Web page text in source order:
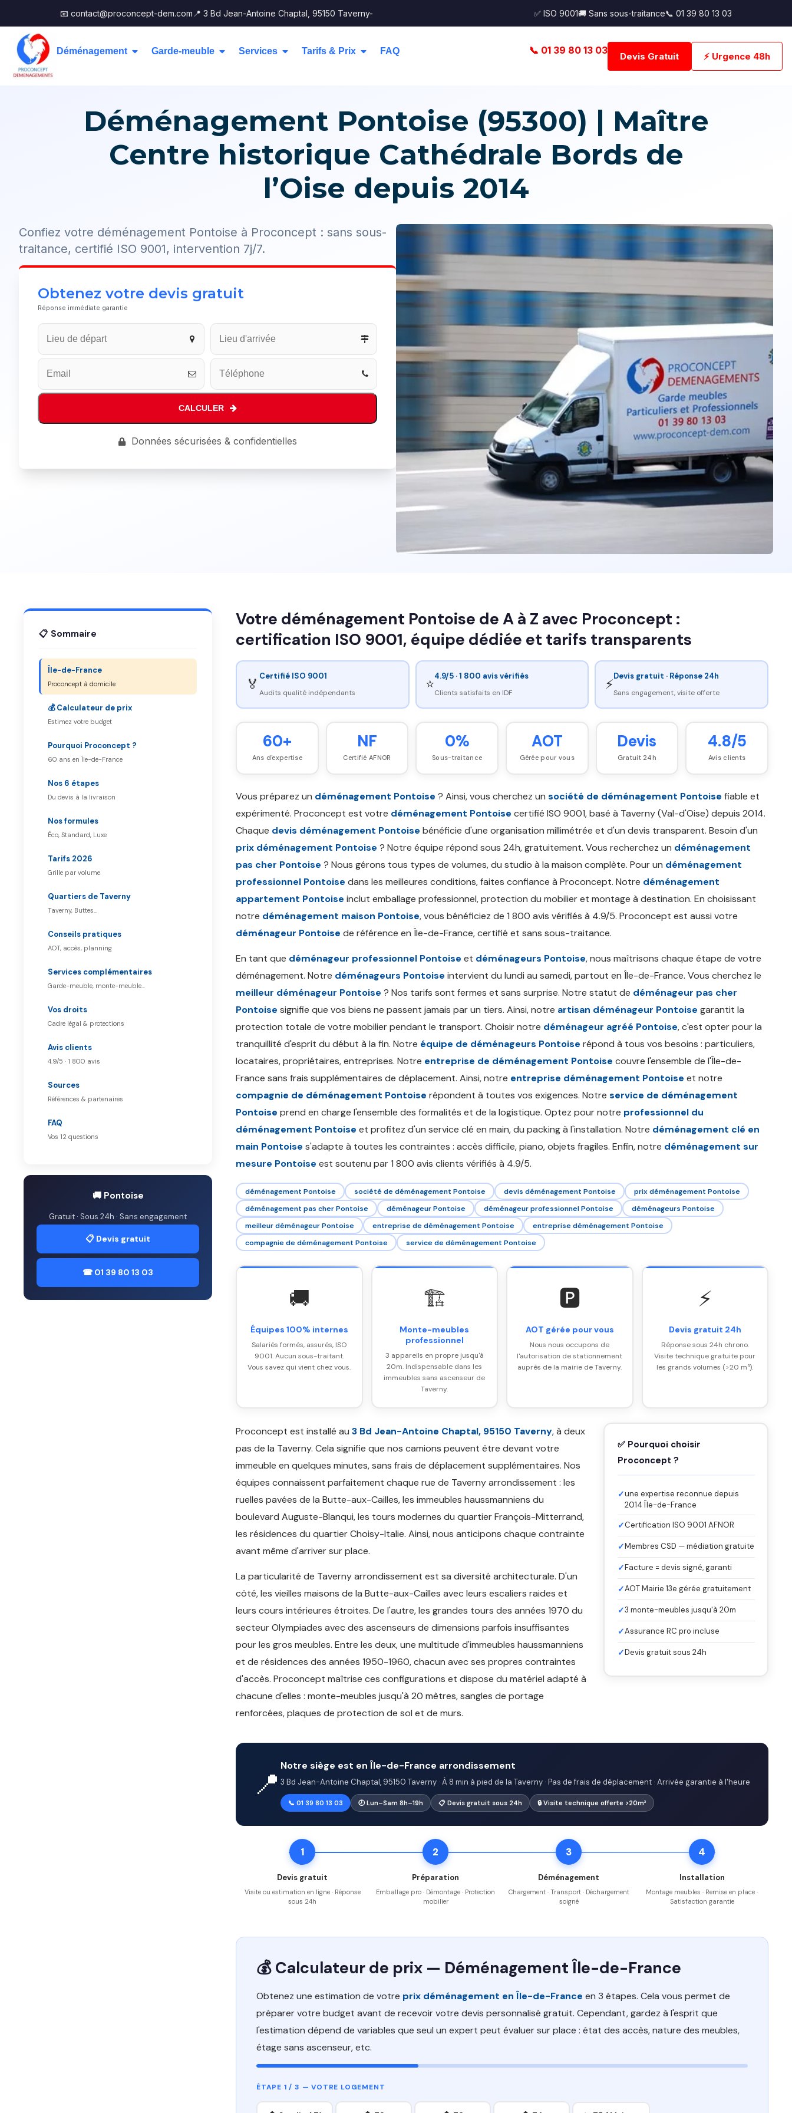
📧 contact@proconcept-dem.com 📍 3 Bd Jean-Antoine Chaptal, 95150 Taverny- ✅ ISO 9001🚚 Sans sous-traitance📞 01 39 80 13 03
Déménagement Garde-meuble Services Tarifs & Prix FAQ 📞 01 39 80 13 03
Devis Gratuit ⚡ Urgence 48h
Déménagement Pontoise (95300) | Maître
Centre historique Cathédrale Bords de
l’Oise depuis 2014
Confiez votre déménagement Pontoise à Proconcept : sans sous-
traitance, certifié ISO 9001, intervention 7j/7.
Obtenez votre devis gratuit
Réponse immédiate garantie
CALCULER
Données sécurisées & confidentielles
📋 Sommaire
Île-de-France
Proconcept à domicile
💰 Calculateur de prix
Estimez votre budget
Pourquoi Proconcept ?
60 ans en Île-de-France
Nos 6 étapes
Du devis à la livraison
Nos formules
Éco, Standard, Luxe
Tarifs 2026
Grille par volume
Quartiers de Taverny
Taverny, Buttes…
Conseils pratiques
AOT, accès, planning
Services complémentaires
Garde-meuble, monte-meuble…
Vos droits
Cadre légal & protections
Avis clients
4.9/5 · 1 800 avis
Sources
Références & partenaires
FAQ
Vos 12 questions
🚚 Pontoise
Gratuit · Sous 24h · Sans engagement
📋 Devis gratuit
☎ 01 39 80 13 03
Votre déménagement Pontoise de A à Z avec Proconcept :
certification ISO 9001, équipe dédiée et tarifs transparents
🏅 Certifié ISO 9001
Audits qualité indépendants ⭐4.9/5 · 1 800 avis vérifiés
Clients satisfaits en IDF ⚡Devis gratuit · Réponse 24h
Sans engagement, visite offerte
60+
Ans d'expertise
NF
Certifié AFNOR
0%
Sous-traitance
AOT
Gérée pour vous
Devis
Gratuit 24h
4.8/5
Avis clients
Vous préparez un déménagement Pontoise ? Ainsi, vous cherchez un société de déménagement Pontoise fiable et
expérimenté. Proconcept est votre déménagement Pontoise certifié ISO 9001, basé à Taverny (Val-d'Oise) depuis 2014.
Chaque devis déménagement Pontoise bénéficie d'une organisation millimétrée et d'un devis transparent. Besoin d'un
prix déménagement Pontoise ? Notre équipe répond sous 24h, gratuitement. Vous recherchez un déménagement
pas cher Pontoise ? Nous gérons tous types de volumes, du studio à la maison complète. Pour un déménagement
professionnel Pontoise dans les meilleures conditions, faites confiance à Proconcept. Notre déménagement
appartement Pontoise inclut emballage professionnel, protection du mobilier et montage à destination. En choisissant
notre déménagement maison Pontoise, vous bénéficiez de 1 800 avis vérifiés à 4.9/5. Proconcept est aussi votre
déménageur Pontoise de référence en Île-de-France, certifié et sans sous-traitance.
En tant que déménageur professionnel Pontoise et déménageurs Pontoise, nous maîtrisons chaque étape de votre
déménagement. Notre déménageurs Pontoise intervient du lundi au samedi, partout en Île-de-France. Vous cherchez le
meilleur déménageur Pontoise ? Nos tarifs sont fermes et sans surprise. Notre statut de déménageur pas cher
Pontoise signifie que vos biens ne passent jamais par un tiers. Ainsi, notre artisan déménageur Pontoise garantit la
protection totale de votre mobilier pendant le transport. Choisir notre déménageur agréé Pontoise, c'est opter pour la
tranquillité d'esprit du début à la fin. Notre équipe de déménageurs Pontoise répond à tous vos besoins : particuliers,
locataires, propriétaires, entreprises. Notre entreprise de déménagement Pontoise couvre l'ensemble de l'Île-de-
France sans frais supplémentaires de déplacement. Ainsi, notre entreprise déménagement Pontoise et notre
compagnie de déménagement Pontoise répondent à toutes vos exigences. Notre service de déménagement
Pontoise prend en charge l'ensemble des formalités et de la logistique. Optez pour notre professionnel du
déménagement Pontoise et profitez d'un service clé en main, du packing à l'installation. Notre déménagement clé en
main Pontoise s'adapte à toutes les contraintes : accès difficile, piano, objets fragiles. Enfin, notre déménagement sur
mesure Pontoise est soutenu par 1 800 avis clients vérifiés à 4.9/5.
déménagement Pontoise société de déménagement Pontoise devis déménagement Pontoise
prix déménagement Pontoise
déménagement pas cher Pontoise
déménageur Pontoise déménageur professionnel Pontoise
déménageurs Pontoise
meilleur déménageur Pontoise
entreprise de déménagement Pontoise
entreprise déménagement Pontoise
compagnie de déménagement Pontoise
service de déménagement Pontoise
🚚
Équipes 100% internes
Salariés formés, assurés, ISO
9001. Aucun sous-traitant.
Vous savez qui vient chez vous.
🏗️
Monte-meubles
professionnel
3 appareils en propre jusqu'à
20m. Indispensable dans les
immeubles sans ascenseur de
Taverny.
🅿️
AOT gérée pour vous
Nous nous occupons de
l'autorisation de stationnement
auprès de la mairie de Taverny.
⚡
Devis gratuit 24h
Réponse sous 24h chrono.
Visite technique gratuite pour
les grands volumes (>20 m³).
Proconcept est installé au 3 Bd Jean-Antoine Chaptal, 95150 Taverny, à deux
pas de la Taverny. Cela signifie que nos camions peuvent être devant votre
immeuble en quelques minutes, sans frais de déplacement supplémentaires. Nos
équipes connaissent parfaitement chaque rue de Taverny arrondissement : les
ruelles pavées de la Butte-aux-Cailles, les immeubles haussmanniens du
boulevard Auguste-Blanqui, les tours modernes du quartier François-Mitterrand,
les résidences du quartier Choisy-Italie. Ainsi, nous anticipons chaque contrainte
avant même d'arriver sur place.
La particularité de Taverny arrondissement est sa diversité architecturale. D'un
côté, les vieilles maisons de la Butte-aux-Cailles avec leurs escaliers raides et
leurs cours intérieures étroites. De l'autre, les grandes tours des années 1970 du
secteur Olympiades avec des ascenseurs de dimensions parfois insuffisantes
pour les gros meubles. Entre les deux, une multitude d'immeubles haussmanniens
et de résidences des années 1950-1960, chacun avec ses propres contraintes
d'accès. Proconcept maîtrise ces configurations et dispose du matériel adapté à
chacune d'elles : monte-meubles jusqu'à 20 mètres, sangles de portage
renforcées, plaques de protection de sol et de murs.
✅ Pourquoi choisir
Proconcept ?
✓une expertise reconnue depuis
2014 Île-de-France
✓Certification ISO 9001 AFNOR
✓Membres CSD — médiation gratuite
✓Facture = devis signé, garanti
✓AOT Mairie 13e gérée gratuitement
✓3 monte-meubles jusqu'à 20m
✓Assurance RC pro incluse
✓Devis gratuit sous 24h
📍 Notre siège est en Île-de-France arrondissement
3 Bd Jean-Antoine Chaptal, 95150 Taverny · À 8 min à pied de la Taverny · Pas de frais de déplacement · Arrivée garantie à l'heure
📞 01 39 80 13 03 🕗 Lun–Sam 8h–19h 📋 Devis gratuit sous 24h 🔒 Visite technique offerte >20m³
1
Devis gratuit
Visite ou estimation en ligne · Réponse
sous 24h
2
Préparation
Emballage pro · Démontage · Protection
mobilier
3
Déménagement
Chargement · Transport · Déchargement
soigné
4
Installation
Montage meubles · Remise en place ·
Satisfaction garantie
💰 Calculateur de prix — Déménagement Île-de-France
Obtenez une estimation de votre prix déménagement en Île-de-France en 3 étapes. Cela vous permet de
préparer votre budget avant de recevoir votre devis personnalisé gratuit. Cependant, gardez à l'esprit que
l'estimation dépend de variables que seul un expert peut évaluer sur place : état des accès, nature des meubles,
étage sans ascenseur, etc.
ÉTAPE 1 / 3 — VOTRE LOGEMENT